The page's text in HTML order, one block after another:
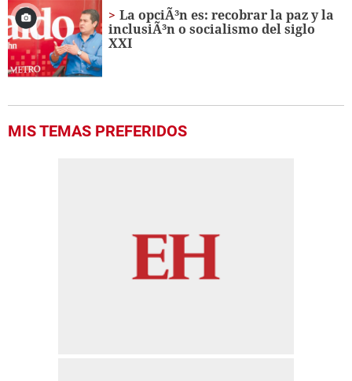
La opciÃ³n es: recobrar la paz y la
inclusiÃ³n o socialismo del siglo
XXI
MIS TEMAS PREFERIDOS